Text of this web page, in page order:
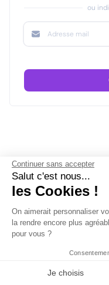
Continuer sans accepter
Salut c'est nous...
les Cookies !
On aimerait personnaliser
la rendre encore plus
pour vous ?
Je choisis
ou